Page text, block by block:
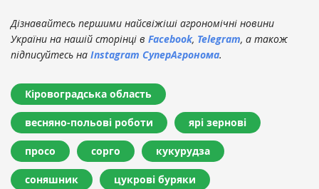
Дізнавайтесь першими найсвіжіші агрономічні новини
України на нашій сторінці в Facebook, Telegram, а також
підписуйтесь на Instagram СуперАгронома.
Кіровоградська область
весняно-польові роботи ярі зернові
просо сорго кукурудза
соняшник цукрові буряки